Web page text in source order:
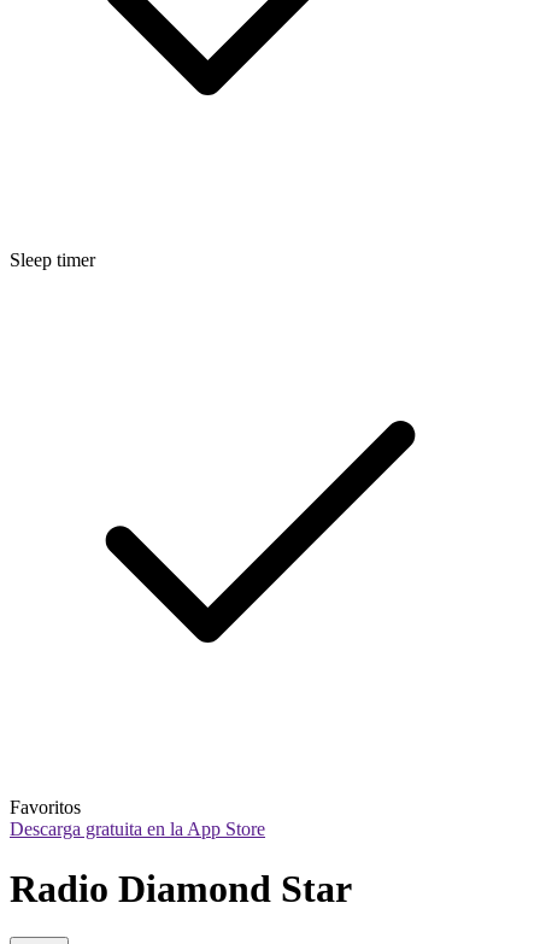
Sleep timer
Favoritos
Descarga gratuita en la App Store
Radio Diamond Star